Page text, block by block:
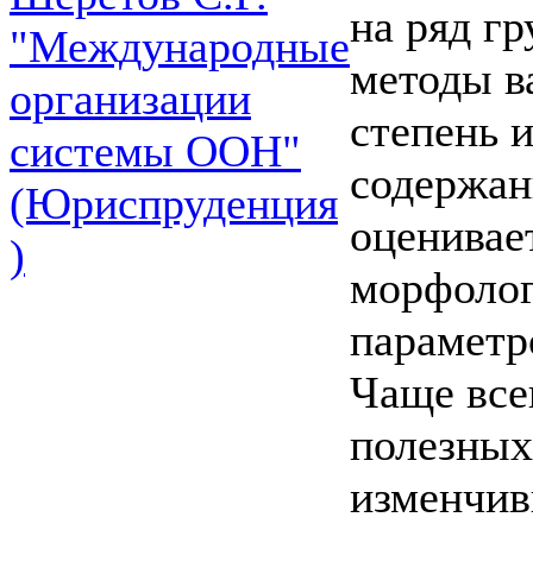
"Международные
организации
системы ООН"
(Юриспруденция
)
на ряд
методы
степень
Чаще